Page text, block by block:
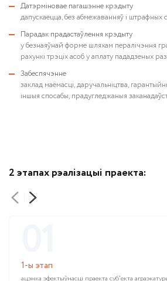
Датэрміновае пагашэнне крэдыту
дапускаецца, без абмежаванняў і штрафных
Парадак прадастаўлення крэдыту
у безнаяўнай форме шляхам пералічэння
рахункі трэціх асоб у аплату пададзеных
Забеспячэнне
заклад маёмасці, даручальніцтва,
іншыя спосабы, прадугледжаныя
2 этапах рэалізацыi праекта:
1-ы этап
ацэнка эфектыўнасці праекта суб'екта